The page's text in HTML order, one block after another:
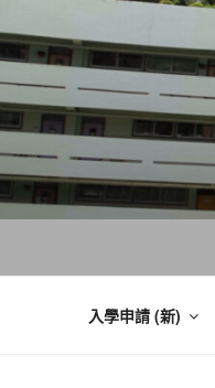
至
內
容
入學申請 (新)